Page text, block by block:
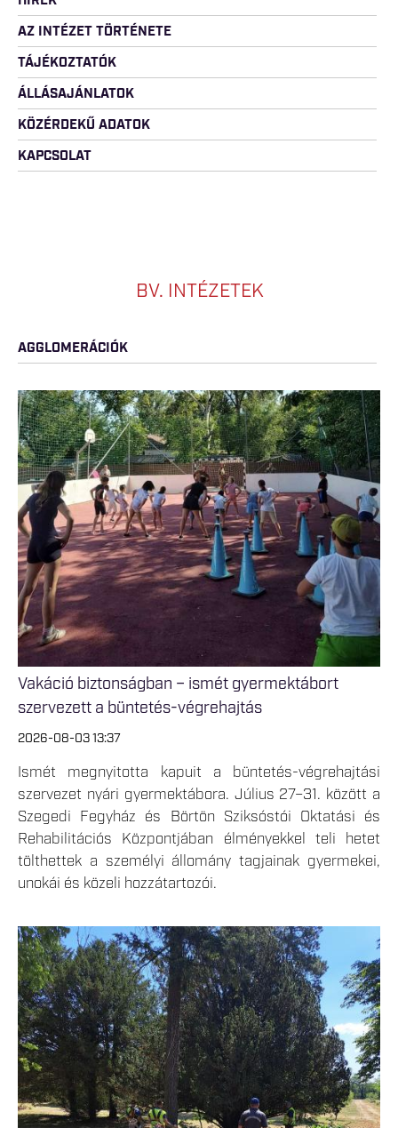
AZ INTÉZET TÖRTÉNETE
TÁJÉKOZTATÓK
ÁLLÁSAJÁNLATOK
KÖZÉRDEKŰ ADATOK
KAPCSOLAT
BV. INTÉZETEK
AGGLOMERÁCIÓK
Vakáció biztonságban – ismét gyermektábort
szervezett a büntetés-végrehajtás
2026-08-03 13:37
Ismét megnyitotta kapuit a büntetés-végrehajtási
szervezet nyári gyermektábora. Július 27–31. között a
Szegedi Fegyház és Börtön Sziksóstói Oktatási és
Rehabilitációs Központjában élményekkel teli hetet
tölthettek a személyi állomány tagjainak gyermekei,
unokái és közeli hozzátartozói.